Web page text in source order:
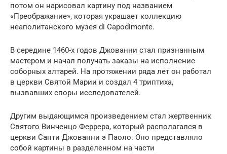
потом он нарисовал картину под названием
«Преображание», которая украшает коллекцию
неаполитанского музея di Capodimonte.
В середине 1460-х годов Джованни стал признанным
мастером и начал получать заказы на исполнение
соборных алтарей. На протяжении ряда лет он работал
в церкви Святой Марии и создал 4 триптиха,
вызвавших споры исследователей.
Другим выдающимся произведением стал жертвенник
Святого Винченцо Феррера, который располагался в
церкви Санти Джованни э Паоло. Оно представляло
собой картины в разделенном на части